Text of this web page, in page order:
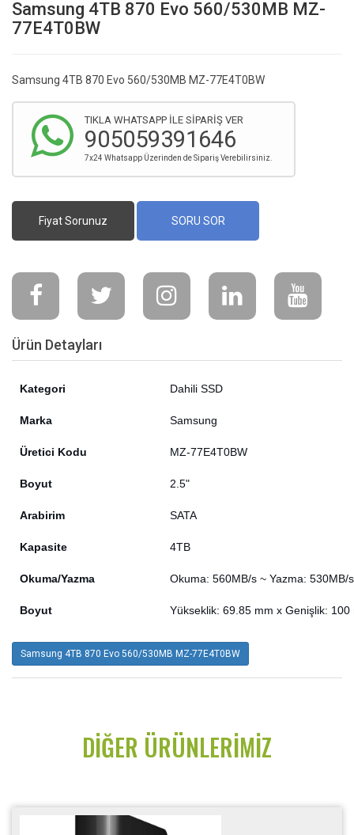
Samsung 4TB 870 Evo 560/530MB MZ-
77E4T0BW
Samsung 4TB 870 Evo 560/530MB MZ-77E4T0BW
TIKLA WHATSAPP İLE SİPARİŞ VER
905059391646
7x24 Whatsapp Üzerinden de Sipariş Verebilirsiniz.
Fiyat Sorunuz SORU SOR
Ürün Detayları
Kategori Dahili SSD
Marka Samsung
Üretici Kodu MZ-77E4T0BW
Boyut 2.5"
Arabirim SATA
Kapasite 4TB
Okuma/Yazma Okuma: 560MB/s ~ Yazma: 530MB/s
Boyut Yükseklik: 69.85 mm x Genişlik:
Samsung 4TB 870 Evo 560/530MB MZ-77E4T0BW
DIĞER ÜRÜNLERIMIZ